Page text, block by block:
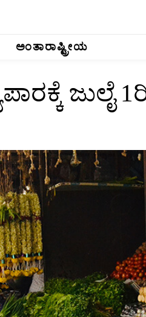
ಅಂತಾರಾಷ್ಟ್ರೀಯ
ಜುಲೈ